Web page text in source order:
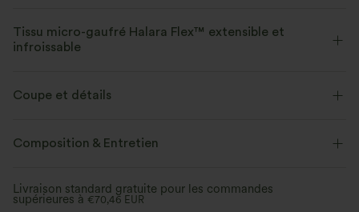
Confort stretch 4 directions
Tissu micro-gaufré Halara Flex™ extensible et
infroissable
un confort tout au long de la journée.
Coupe et détails
Taille plate Poches latérales
Jambe large Élasticité moyenne
Composition & Entretien
Livraison standard gratuite pour les commandes
supérieures à €70,46 EUR